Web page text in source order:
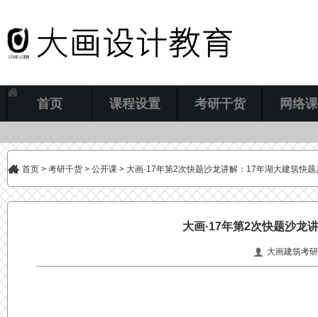
首页 课程设置 考研干货 网络
首页 > 考研干货 > 公开课 > 大画·17年第2次快题沙龙讲解：17年湖大建筑快
大画·17年第2次快题沙龙
大画建筑考研